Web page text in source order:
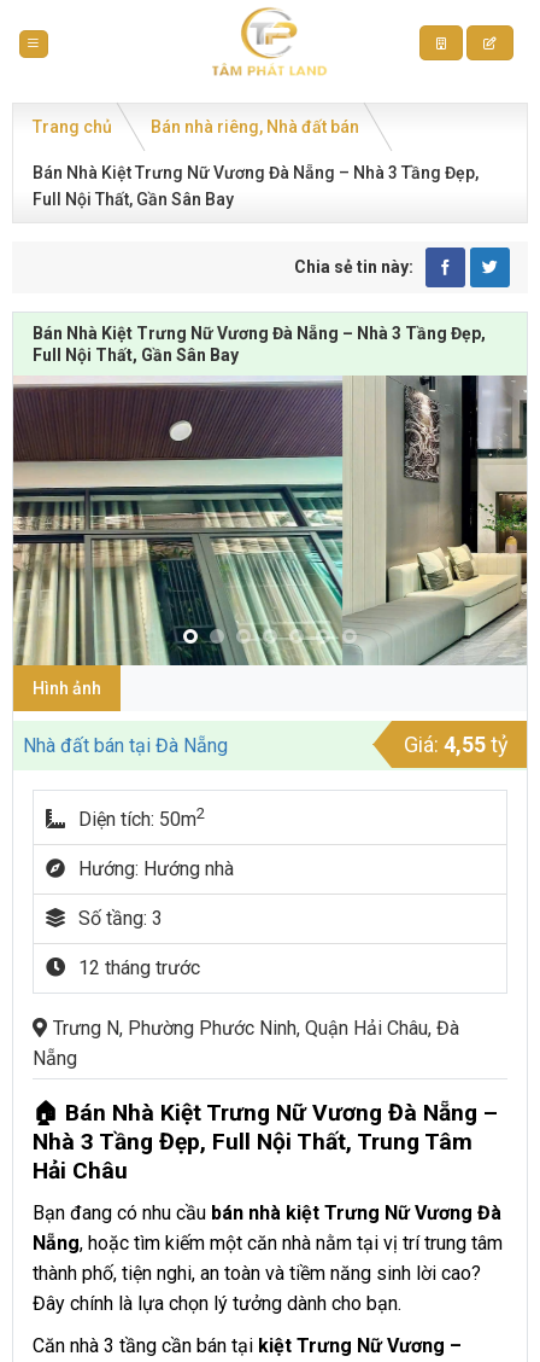
Trang chủ Bán nhà riêng Nhà đất bán
Bán Nhà Kiệt Trưng Nữ Vương Đà Nẵng – Nhà 3 Tầng Đẹp,
Full Nội Thất, Gần Sân Bay
Chia sẻ tin này:
Bán Nhà Kiệt Trưng Nữ Vương Đà Nẵng – Nhà 3 Tầng Đẹp,
Full Nội Thất, Gần Sân Bay
Hình ảnh
Nhà đất bán tại Đà Nẵng Giá: 4,55tỷ
Diện tích: 50m2
Hướng: Hướng nhà
Số tầng: 3
12 tháng trước
Trưng N, Phường Phước Ninh, Quận Hải Châu, Đà
Nẵng
🏠 Bán Nhà Kiệt Trưng Nữ Vương Đà Nẵng –
Nhà 3 Tầng Đẹp, Full Nội Thất, Trung Tâm
Hải Châu
Bạn đang có nhu cầu bán nhà kiệt Trưng Nữ Vương Đà
Nẵng, hoặc tìm kiếm một căn nhà nằm tại vị trí trung tâm
thành phố, tiện nghi, an toàn và tiềm năng sinh lời cao?
Đây chính là lựa chọn lý tưởng dành cho bạn.
Căn nhà 3 tầng cần bán tại kiệt Trưng Nữ Vương –